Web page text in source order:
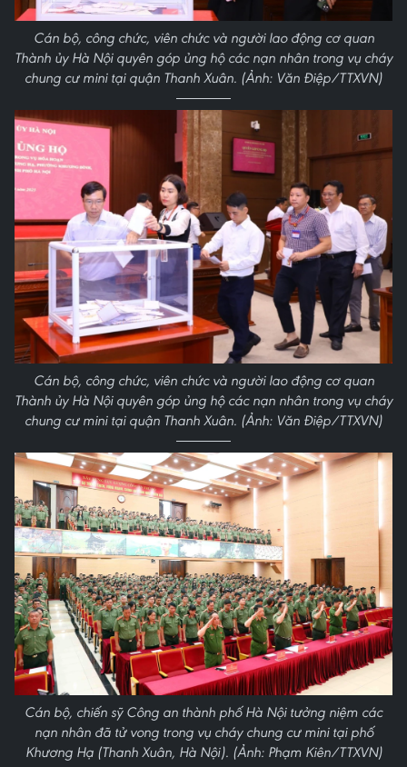
Cán bộ, công chức, viên chức và người lao động cơ quan
Thành ủy Hà Nội quyên góp ủng hộ các nạn nhân trong vụ cháy
chung cư mini tại quận Thanh Xuân. (Ảnh: Văn Điệp/TTXVN)
Cán bộ, công chức, viên chức và người lao động cơ quan
Thành ủy Hà Nội quyên góp ủng hộ các nạn nhân trong vụ cháy
chung cư mini tại quận Thanh Xuân. (Ảnh: Văn Điệp/TTXVN)
Cán bộ, chiến sỹ Công an thành phố Hà Nội tưởng niệm các
nạn nhân đã tử vong trong vụ cháy chung cư mini tại phố
Khương Hạ (Thanh Xuân, Hà Nội). (Ảnh: Phạm Kiên/TTXVN)